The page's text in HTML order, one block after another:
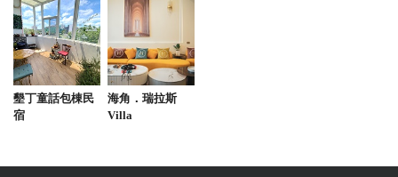
2024-07-14 14:49:33
感謝讓我在旅程中有機會吃到這麼好吃的鬆餅，連續
買了兩天，喜歡鬆餅的口感是外脆內軟的，不會有麵
墾丁童話包棟民
宿
海角．瑞拉斯
Villa